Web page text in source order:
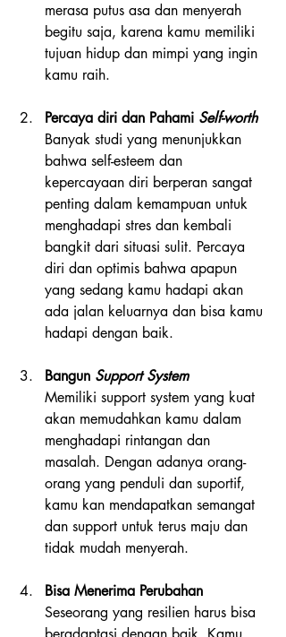
merasa putus asa dan menyerah
begitu saja, karena kamu memiliki
tujuan hidup dan mimpi yang ingin
kamu raih.
Percaya diri dan Pahami Self-worth
Banyak studi yang menunjukkan
bahwa self-esteem dan
kepercayaan diri berperan sangat
penting dalam kemampuan untuk
menghadapi stres dan kembali
bangkit dari situasi sulit. Percaya
diri dan optimis bahwa apapun
yang sedang kamu hadapi akan
ada jalan keluarnya dan bisa kamu
hadapi dengan baik.
Bangun Support System
Memiliki support system yang kuat
akan memudahkan kamu dalam
menghadapi rintangan dan
masalah. Dengan adanya orang-
orang yang penduli dan suportif,
kamu kan mendapatkan semangat
dan support untuk terus maju dan
tidak mudah menyerah.
Bisa Menerima Perubahan
Seseorang yang resilien harus bisa